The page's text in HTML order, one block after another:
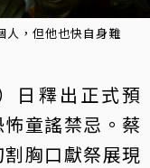
人，但他也快自身難
日釋出正式預
童謠禁忌。蔡
胸口獻祭展現